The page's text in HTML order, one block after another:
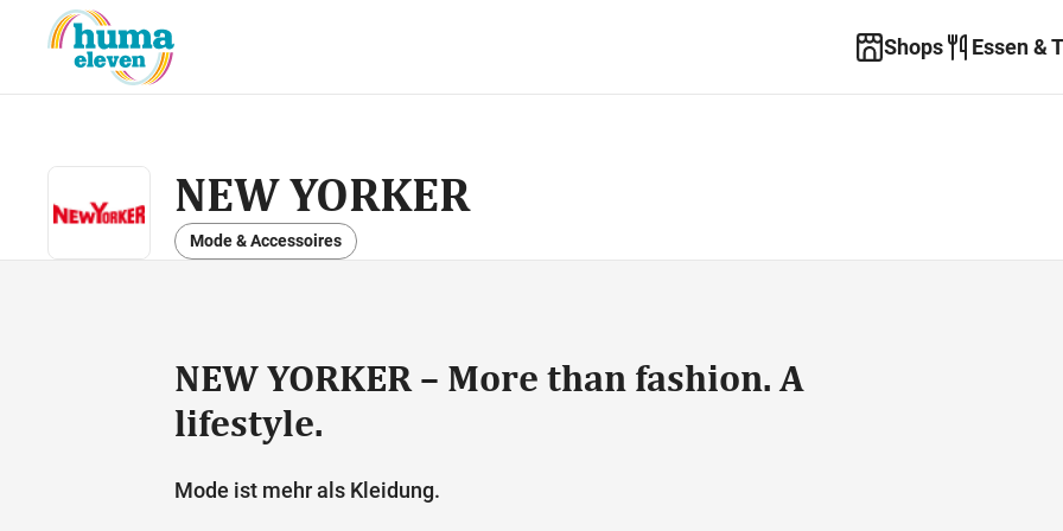
Shops Essen &
NEW YORKER
Mode & Accessoires
NEW YORKER – More than fashion. A
lifestyle.
Mode ist mehr als Kleidung.